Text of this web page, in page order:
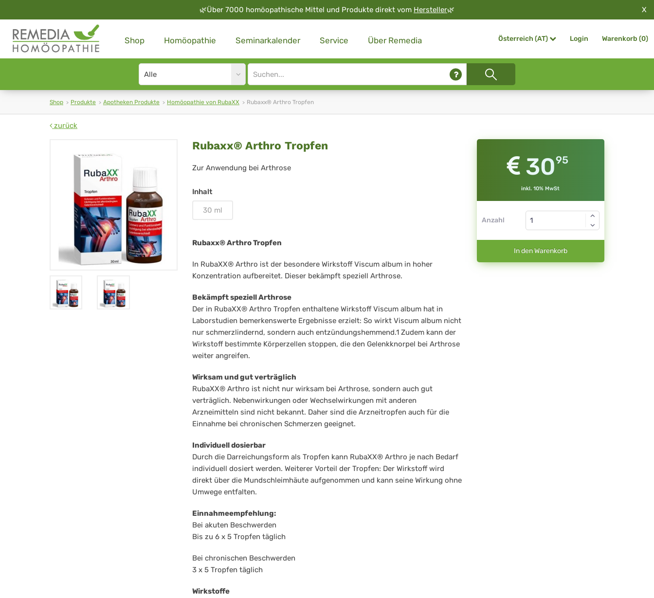
🌿Über 7000 homöopathische Mittel und Produkte direkt vom Hersteller🌿 X
Shop Homöopathie Seminarkalender Service Über Remedia Österreich (AT) Login Warenkorb (0)
Search
type
Site
search
Shop Produkte Apotheken Produkte Homöopathie von RubaXX Rubaxx® Arthro Tropfen
zurück
Rubaxx®
Arthro
Tropfen
Rubaxx® Arthro Tropfen
Zur Anwendung bei Arthrose
Inhalt
30 ml
Rubaxx® Arthro Tropfen
In RubaXX® Arthro ist der besondere Wirkstoff Viscum album in hoher
Konzentration aufbereitet. Dieser bekämpft speziell Arthrose.
Bekämpft speziell Arthrose
Der in RubaXX® Arthro Tropfen enthaltene Wirkstoff Viscum album hat in
Laborstudien bemerkenswerte Ergebnisse erzielt: So wirkt Viscum album nicht
nur schmerzlindernd, sondern auch entzündungshemmend.1 Zudem kann der
Wirkstoff bestimmte Körperzellen stoppen, die den Gelenkknorpel bei Arthrose
weiter angreifen.
Wirksam und gut verträglich
RubaXX® Arthro ist nicht nur wirksam bei Arthrose, sondern auch gut
verträglich. Nebenwirkungen oder Wechselwirkungen mit anderen
Arzneimitteln sind nicht bekannt. Daher sind die Arzneitropfen auch für die
Einnahme bei chronischen Schmerzen geeignet.
Individuell dosierbar
Durch die Darreichungsform als Tropfen kann RubaXX® Arthro je nach Bedarf
individuell dosiert werden. Weiterer Vorteil der Tropfen: Der Wirkstoff wird
direkt über die Mundschleimhäute aufgenommen und kann seine Wirkung ohne
Umwege entfalten.
Einnahmeempfehlung:
Bei akuten Beschwerden
Bis zu 6 x 5 Tropfen täglich
Bei chronischen Beschwerden
3 x 5 Tropfen täglich
Wirkstoffe
3095
inkl. 10% MwSt
Anzahl
In den Warenkorb